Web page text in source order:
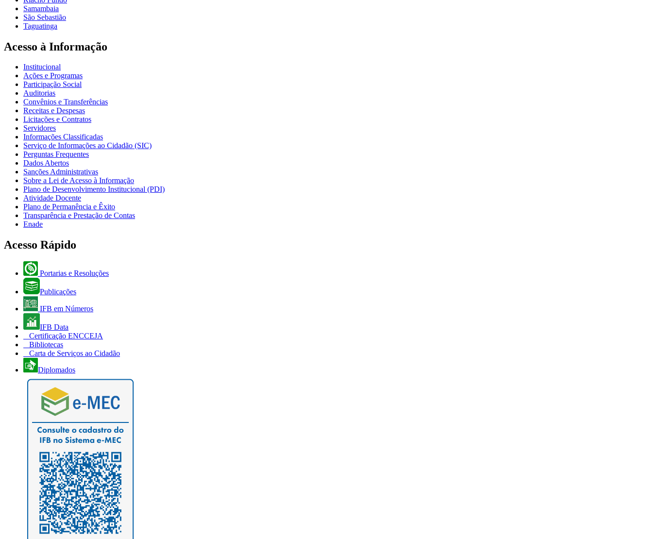
Samambaia
São Sebastião
Taguatinga
Acesso à Informação
Institucional
Ações e Programas
Participação Social
Auditorias
Convênios e Transferências
Receitas e Despesas
Licitações e Contratos
Servidores
Informações Classificadas
Serviço de Informações ao Cidadão (SIC)
Perguntas Frequentes
Dados Abertos
Sanções Administrativas
Sobre a Lei de Acesso à Informação
Plano de Desenvolvimento Institucional (PDI)
Atividade Docente
Plano de Permanência e Êxito
Transparência e Prestação de Contas
Enade
Acesso Rápido
Portarias e Resoluções
Publicações
IFB em Números
IFB Data
Certificação ENCCEJA
Bibliotecas
Carta de Serviços ao Cidadão
Diplomados